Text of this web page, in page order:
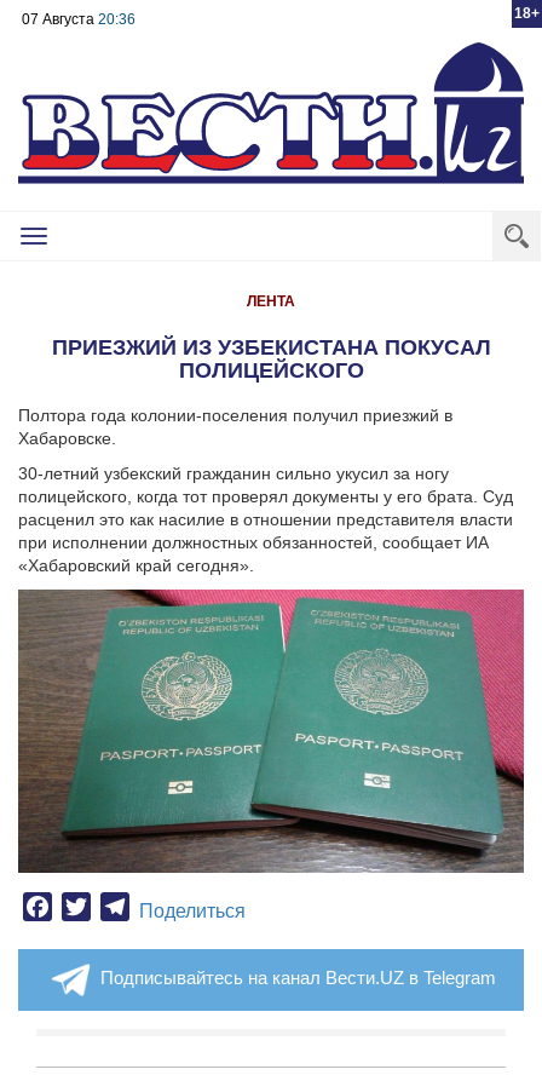
18+
07 Августа 20:36
Toggle
ЛЕНТА
ПРИЕЗЖИЙ ИЗ УЗБЕКИСТАНА ПОКУСАЛ
ПОЛИЦЕЙСКОГО
Полтора года колонии-поселения получил приезжий в
Хабаровске.
30-летний узбекский гражданин сильно укусил за ногу
полицейского, когда тот проверял документы у его брата. Суд
расценил это как насилие в отношении представителя власти
при исполнении должностных обязанностей, сообщает ИА
«Хабаровский край сегодня».
Facebook
TwitterTelegram
Поделиться
Подписывайтесь на канал Вести.UZ в Telegram